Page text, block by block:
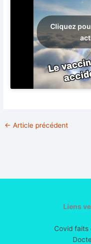
Cliquez
← Article précédent
Liens
Covid faits